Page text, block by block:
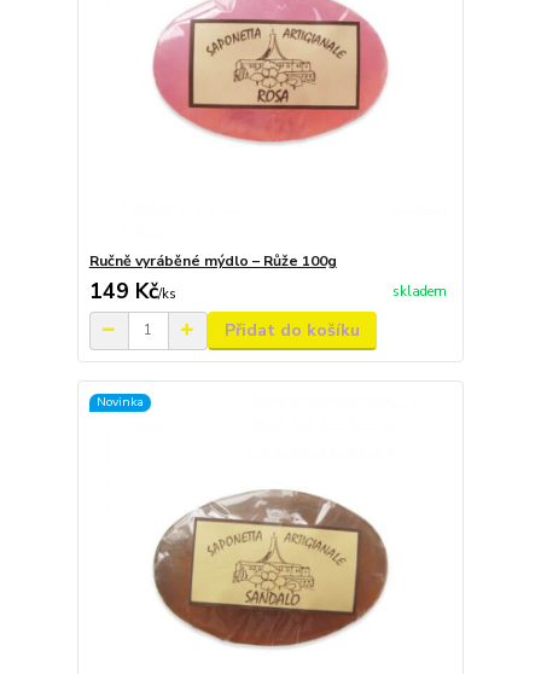
Ručně vyráběné mýdlo – Růže 100g
149 Kč/ks skladem
Přidat do košíku
Novinka